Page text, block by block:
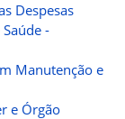
Despesas
-
Manutenção e
e Órgão